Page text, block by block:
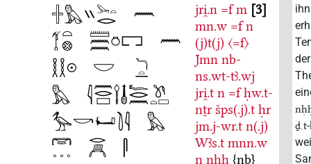
jri̯.n =f m 3
mn.w =f n
(j)t(j) 〈=f〉
Jmn nb-
ns.wt-tꜣ.wj
jri̯.t n =f ḥw.t-
nṯr šps(.j).t ḥr
jm.j-wr.t n(.j)
Wꜣs.t mnn.w
n nḥḥ {nb}
ḏ.t